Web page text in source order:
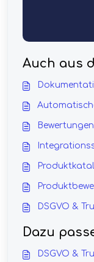
Auch aus
DSGVO &
Dazu
DSGVO &